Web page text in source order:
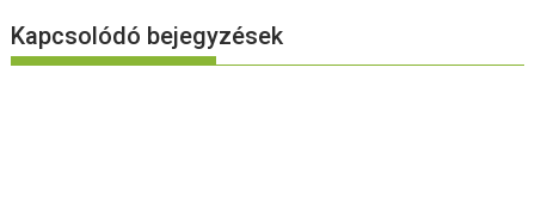
Kapcsolódó bejegyzések